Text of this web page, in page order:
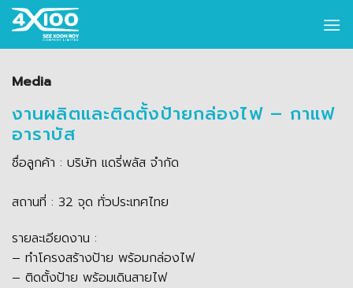
Skip
to
content
Media
งานผลิตและติดตั้งป้ายกล่องไฟ – กาแฟ
อาราบัส
ชื่อลูกค้า : บริษัท แดรี่พลัส จำกัด
สถานที่ : 32 จุด ทั่วประเทศไทย
รายละเอียดงาน :
– ทำโครงสร้างป้าย พร้อมกล่องไฟ
– ติดตั้งป้าย พร้อมเดินสายไฟ